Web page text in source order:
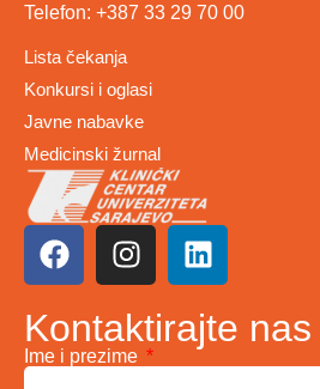
Telefon: +387 33 29 70 00
Lista čekanja
Konkursi i oglasi
Javne nabavke
Medicinski žurnal
Kontaktirajte nas
Ime i prezime